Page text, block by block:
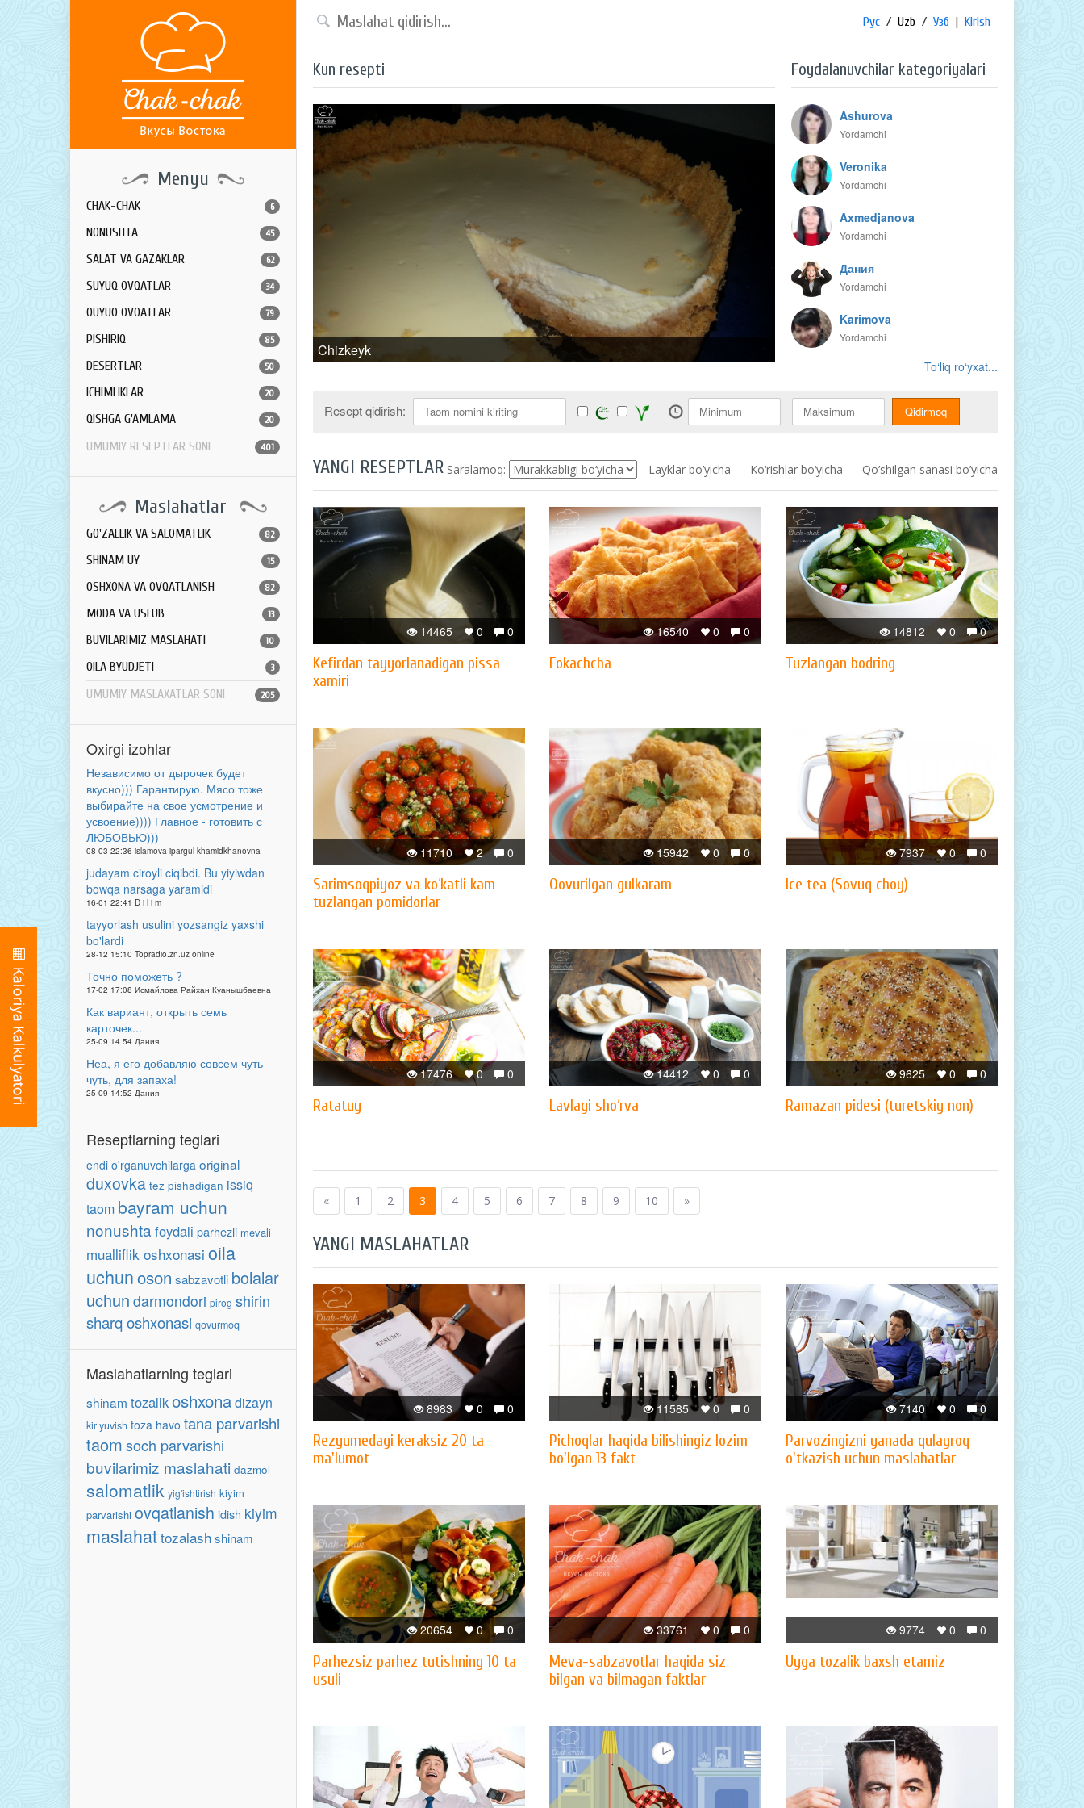
Menyu
CHAK-CHAK 6
NONUSHTA 45
SALAT VA GAZAKLAR 62
SUYUQ OVQATLAR 34
QUYUQ OVQATLAR 79
PISHIRIQ 85
DESERTLAR 50
ICHIMLIKLAR 20
QISHGA G'AMLAMA 20
UMUMIY RESEPTLAR SONI 401
Maslahatlar
GO'ZALLIK VA SALOMATLIK 82
SHINAM UY 15
OSHXONA VA OVQATLANISH 82
MODA VA USLUB 13
BUVILARIMIZ MASLAHATI 10
OILA BYUDJETI 3
UMUMIY MASLAXATLAR SONI 205
Oxirgi izohlar
Независимо от дырочек будет
вкусно))) Гарантирую. Мясо тоже
выбирайте на свое усмотрение и
усвоение)))) Главное - готовить с
ЛЮБОВЬЮ)))
08-03 22:36 islamova ipargul khamidkhanovna
judayam ciroyli ciqibdi. Bu yiyiwdan
bowqa narsaga yaramidi
16-01 22:41 D i l i m
tayyorlash usulini yozsangiz yaxshi
bo'lardi
28-12 15:10 Topradio.zn.uz online
Точно поможеть ?
17-02 17:08 Исмайлова Райхан Куанышбаевна
Как вариант, открыть семь
карточек...
25-09 14:54 Дания
Неа, я его добавляю совсем чуть-
чуть, для запаха!
25-09 14:52 Дания
Reseptlarning teglari
endi o'rganuvchilarga original
duxovka tez pishadigan issiq
taom bayram uchun
nonushta foydali parhezli mevali
mualliflik oshxonasi oila
uchunoson sabzavotli bolalar
uchun darmondori pirog shirin
sharq oshxonasi qovurmoq
Maslahatlarning teglari
shinam tozalikoshxonadizayn
kir yuvish toza havo tana parvarishi
taomsoch parvarishi
buvilarimiz maslahati dazmol
salomatlik yig'ishtirish kiyim
parvarishi ovqatlanish idish kiyim
maslahattozalashshinam
Рус / Uzb / Узб | Kirish
Kun resepti
Chizkeyk
Foydalanuvchilar kategoriyalari
Ashurova
Yordamchi
Veronika
Yordamchi
Axmedjanova
Yordamchi
Дания
Yordamchi
Karimova
Yordamchi
To‘liq ro‘yxat...
Resept qidirish:
YANGI RESEPTLAR Saralamoq: Layklar bo’yicha Ko‘rishlar bo‘yicha Qo’shilgan sanasi bo’yicha
0
0
14465
Kefirdan tayyorlanadigan pissa
xamiri
0
0
16540
Fokachcha
0
0
14812
Tuzlangan bodring
0
2
11710
Sarimsoqpiyoz va ko‘katli kam
tuzlangan pomidorlar
0
0
15942
Qovurilgan gulkaram
0
0
7937
Ice tea (Sovuq choy)
0
0
17476
Ratatuy
0
0
14412
Lavlagi sho‘rva
0
0
9625
Ramazan pidesi (turetskiy non)
« 1 2 3 4 5 6 7 8 9 10 »
YANGI MASLAHATLAR
0
0
8983
Rezyumedagi keraksiz 20 ta
ma'lumot
0
0
11585
Pichoqlar haqida bilishingiz lozim
bo'lgan 13 fakt
0
0
7140
Parvozingizni yanada qulayroq
o'tkazish uchun maslahatlar
0
0
20654
Parhezsiz parhez tutishning 10 ta
usuli
0
0
33761
Meva-sabzavotlar haqida siz
bilgan va bilmagan faktlar
0
0
9774
Uyga tozalik baxsh etamiz